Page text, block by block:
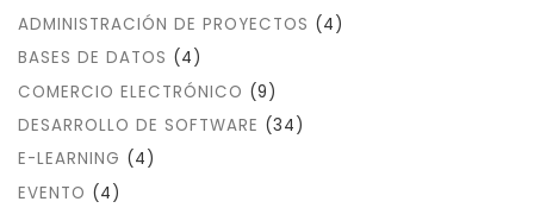
ADMINISTRACIÓN DE PROYECTOS (4)
BASES DE DATOS (4)
COMERCIO ELECTRÓNICO (9)
DESARROLLO DE SOFTWARE (34)
E-LEARNING (4)
EVENTO (4)